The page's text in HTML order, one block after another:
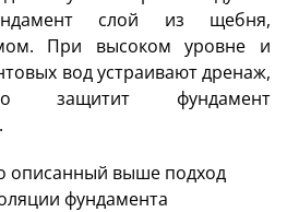
слой из щебня,
При высоком уровне и
вод устраивают дренаж,
защитит фундамент
описанный выше подход
фундамента